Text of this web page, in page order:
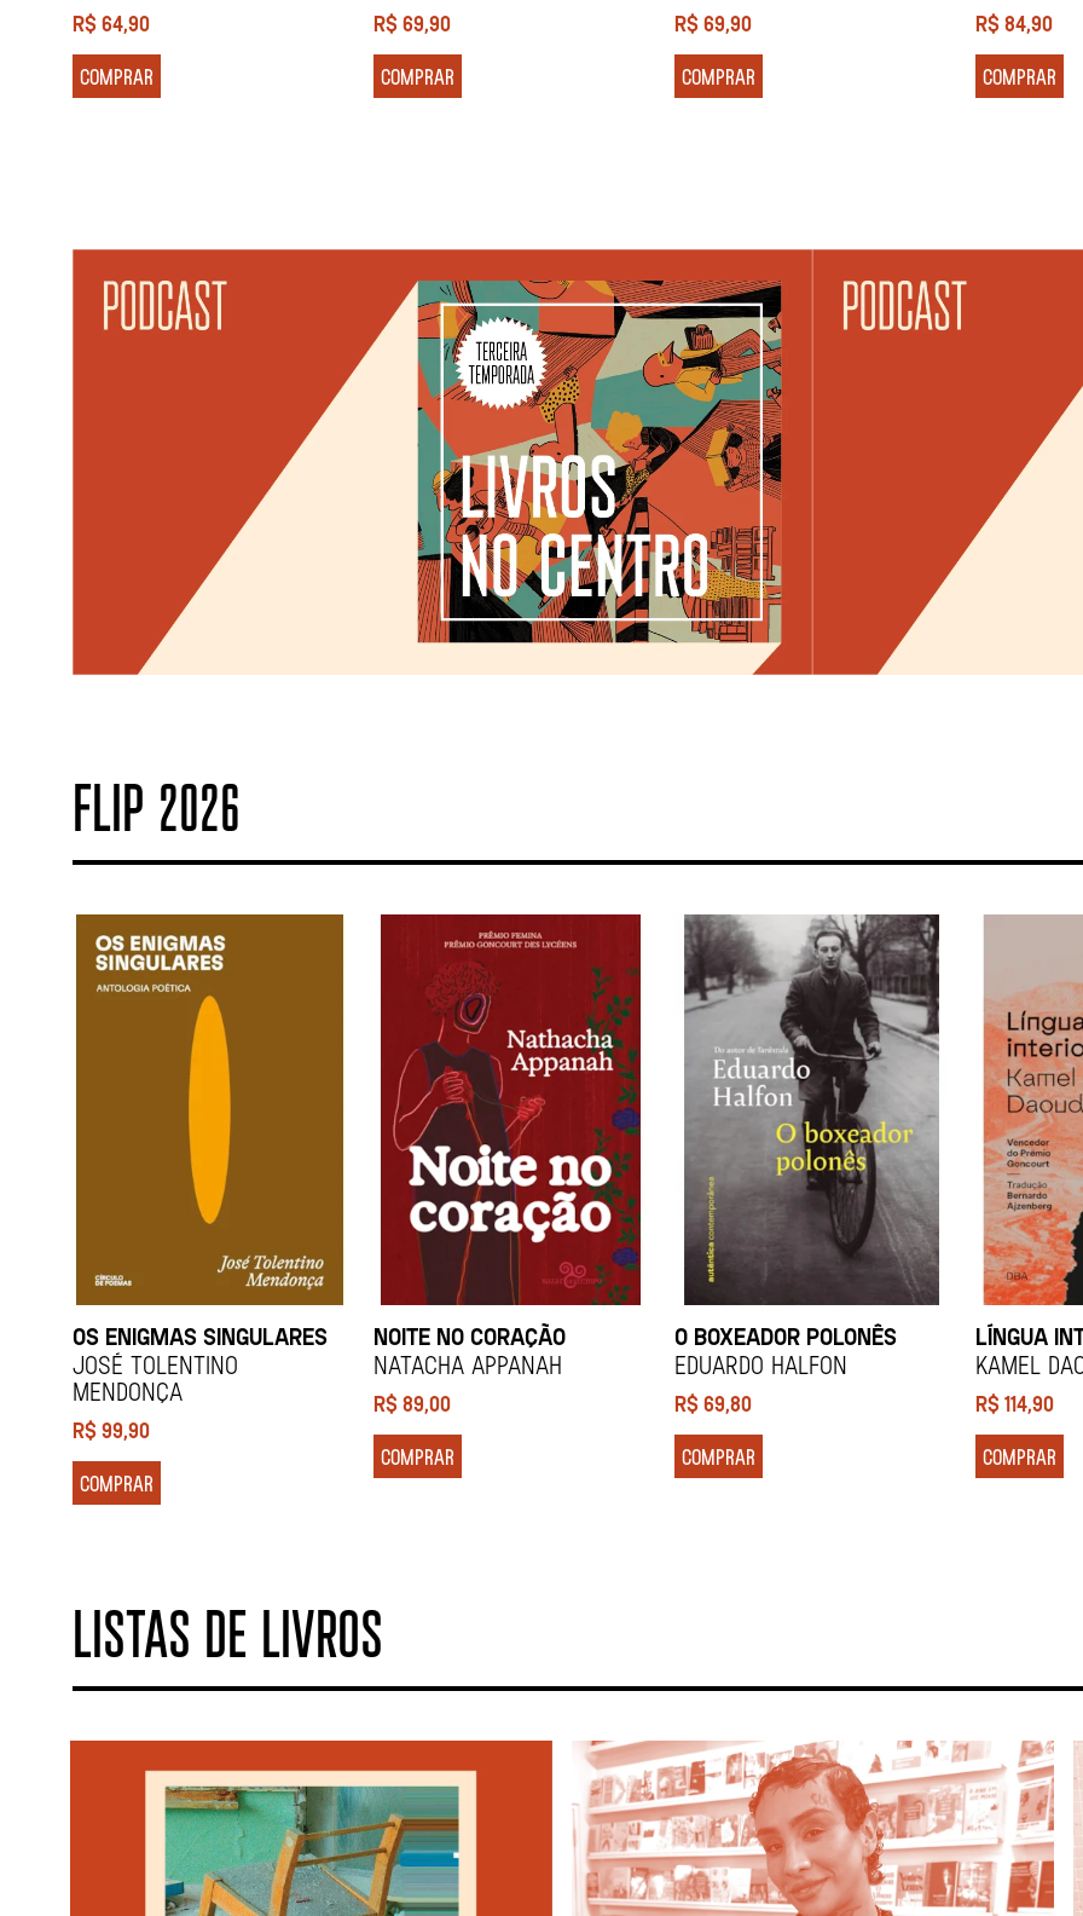
R$64,90
COMPRAR
R$69,90
COMPRAR
R$69,90
COMPRAR
R$84,90
COMPRAR
FLIP 2026
OS ENIGMAS SINGULARES
JOSÉ TOLENTINO
MENDONÇA
R$99,90
COMPRAR
NOITE NO CORAÇÃO
Natacha Appanah
R$89,00
COMPRAR
O BOXEADOR POLONÊS
EDUARDO HALFON
R$69,80
COMPRAR
LÍNGUA
KAMEL
R$114,90
COMPRAR
LISTAS DE LIVROS